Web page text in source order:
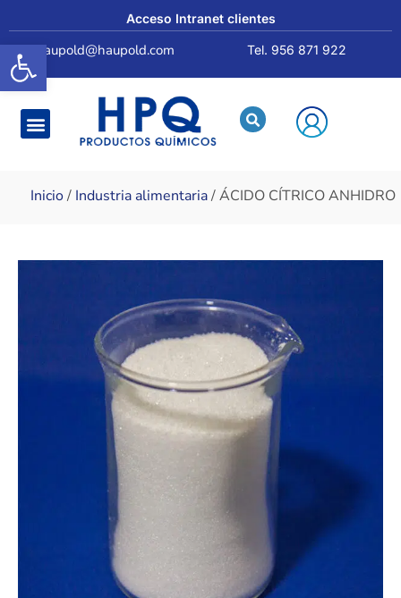
Abrir barra de herramientas
Acceso Intranet clientes
haupold@haupold.com Tel. 956 871 922
Inicio/ Industria alimentaria/ ÁCIDO CÍTRICO ANHIDRO